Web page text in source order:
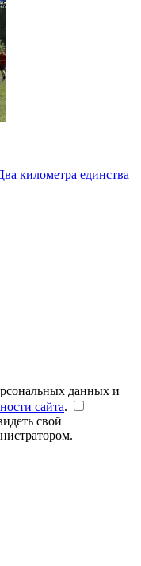
километра единства
данных и
сайта.
свой